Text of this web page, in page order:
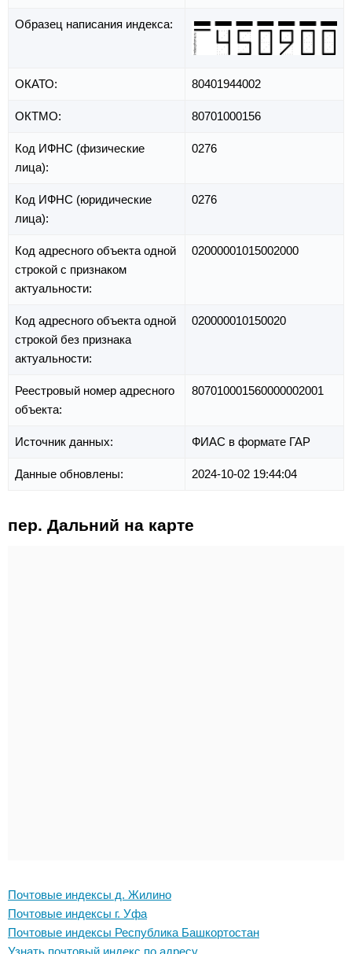
Образец написания индекса:
ОКАТО: 80401944002
ОКТМО: 80701000156
Код ИФНС (физические
лица):
0276
Код ИФНС (юридические
лица):
0276
Код адресного объекта одной
строкой с признаком
актуальности:
02000001015002000
Код адресного объекта одной
строкой без признака
актуальности:
020000010150020
Реестровый номер адресного
объекта:
807010001560000002001
Источник данных: ФИАС в формате ГАР
Данные обновлены: 2024-10-02 19:44:04
пер. Дальний на карте
Почтовые индексы д. Жилино
Почтовые индексы г. Уфа
Почтовые индексы Республика Башкортостан